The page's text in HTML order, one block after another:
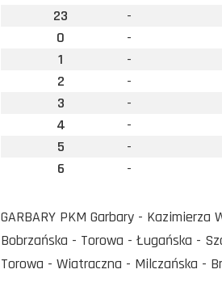
23
-
0
-
1
-
2
-
3
-
4
-
5
-
6
-
GARBARY PKM Garbary -
Bobrzańska - Torowa - Ługańska -
Torowa - Wiatraczna - Milczańska -